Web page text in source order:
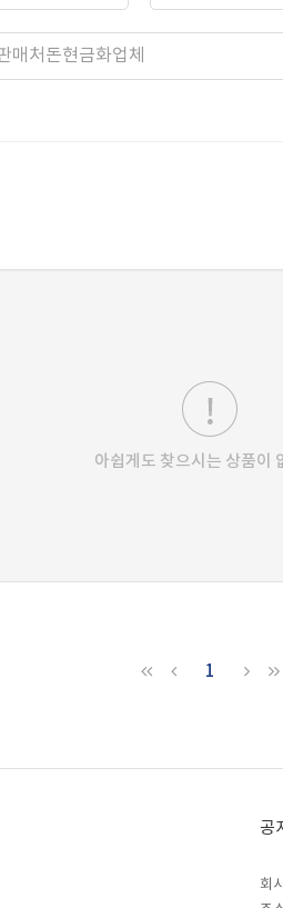
아쉽게도 찾으시는 상품이
1
공
회